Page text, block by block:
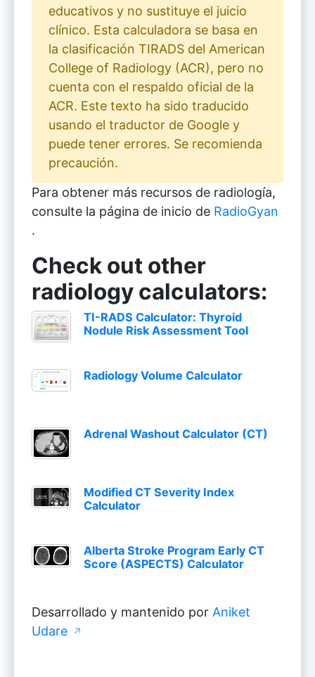
educativos y no sustituye el juicio
clínico. Esta calculadora se basa en
la clasificación TIRADS del American
College of Radiology (ACR), pero no
cuenta con el respaldo oficial de la
ACR. Este texto ha sido traducido
usando el traductor de Google y
puede tener errores. Se recomienda
precaución.
Para obtener más recursos de radiología,
consulte la página de inicio de RadioGyan
.
Check out other
radiology calculators:
TI-RADS Calculator: Thyroid
Nodule Risk Assessment Tool
Radiology Volume Calculator
Adrenal Washout Calculator (CT)
Modified CT Severity Index
Calculator
Alberta Stroke Program Early CT
Score (ASPECTS) Calculator
Desarrollado y mantenido por Aniket
Udare ↗